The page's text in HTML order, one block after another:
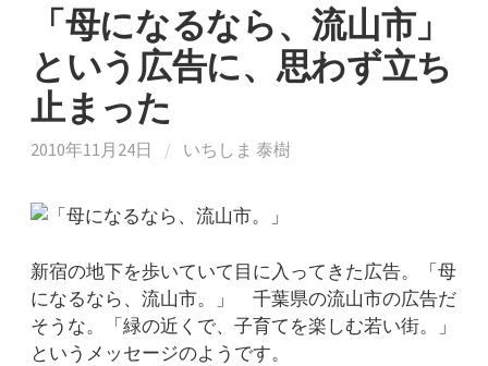
「母になるなら、流山市」
という広告に、思わず立ち
止まった
2010年11月24日 / いちしま 泰樹
新宿の地下を歩いていて目に入ってきた広告。「母
になるなら、流山市。」 千葉県の流山市の広告だ
そうな。「緑の近くで、子育てを楽しむ若い街。」
というメッセージのようです。